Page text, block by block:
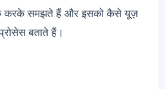
करके समझते हैं और इसको कैसे यूज़
बताते हैं।